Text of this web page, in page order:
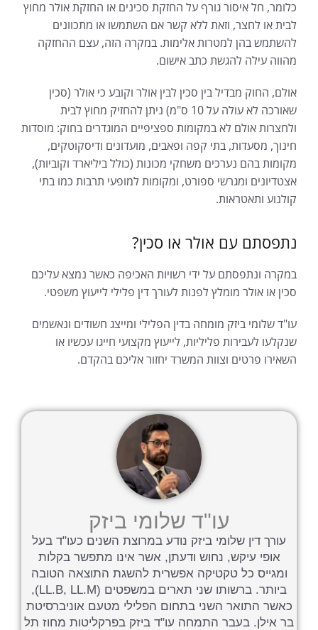
כלומר, חל איסור גורף על החזקת סכינים או החזקת אולר מחוץ
לבית או לחצר, וזאת ללא קשר אם השתמשו או מתכוונים
להשתמש בהן למטרות אלימות. במקרה הזה, עצם ההחזקה
מהווה עילה להגשת כתב אישום.
אולם, החוק מבדיל בין סכין לבין אולר וקובע כי אולר (סכין
שאורכה לא עולה על 10 ס"מ) ניתן להחזיק מחוץ לבית
ולחצרות אולם לא במקומות ספציפיים המוגדרים בחוק: מוסדות
חינוך, מסעדות, בתי קפה ופאבים, מועדונים ודיסקוטקים,
מקומות בהם נערכים משחקי מכונות (כולל ביליארד וקוביות),
אצטדיונים ומגרשי ספורט, ומקומות למופעי תרבות כמו בתי
קולנוע ותאטראות.
נתפסתם עם אולר או סכין?
במקרה ונתפסתם על ידי רשויות האכיפה כאשר נמצא עליכם
סכין או אולר מומלץ לפנות לעורך דין פלילי לייעוץ משפטי.
עו"ד שלומי ביזק מומחה בדין הפלילי ומייצג חשודים ונאשמים
שנקלעו לעבירות פליליות, לייעוץ מקצועי חייגו עכשיו או
השאירו פרטים וצוות המשרד יחזור אליכם בהקדם.
עו"ד שלומי ביזק
עורך דין שלומי ביזק נודע במרוצת השנים כעו"ד בעל
אופי עיקש, נחוש ודעתן, אשר אינו מתפשר בקלות
ומגייס כל טקטיקה אפשרית להשגת התוצאה הטובה
ביותר. ברשותו שני תארים במשפטים (LL.B, LL.M),
כאשר התואר השני בתחום הפלילי מטעם אוניברסיטת
בר אילן. בעבר התמחה עו"ד ביזק בפרקליטות מחוז תל